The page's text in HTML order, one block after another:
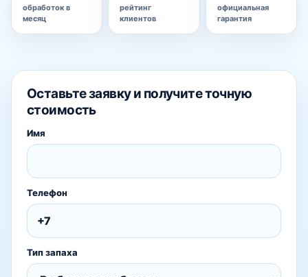
обработок в
месяц
рейтинг
клиентов
официальная
гарантия
Оставьте заявку и получите точную
стоимость
Имя
Телефон
Тип запаха